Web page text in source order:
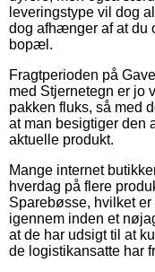
leveringstype vil dog
dog afhænger af at du
bopæl.
Fragtperioden på
med Stjernetegn er jo
pakken fluks, så med
at man besigtiger den
aktuelle produkt.
Mange internet
hverdag på flere
Sparebøsse, hvilket
igennem inden et
at de har udsigt til at
de logistikansatte har